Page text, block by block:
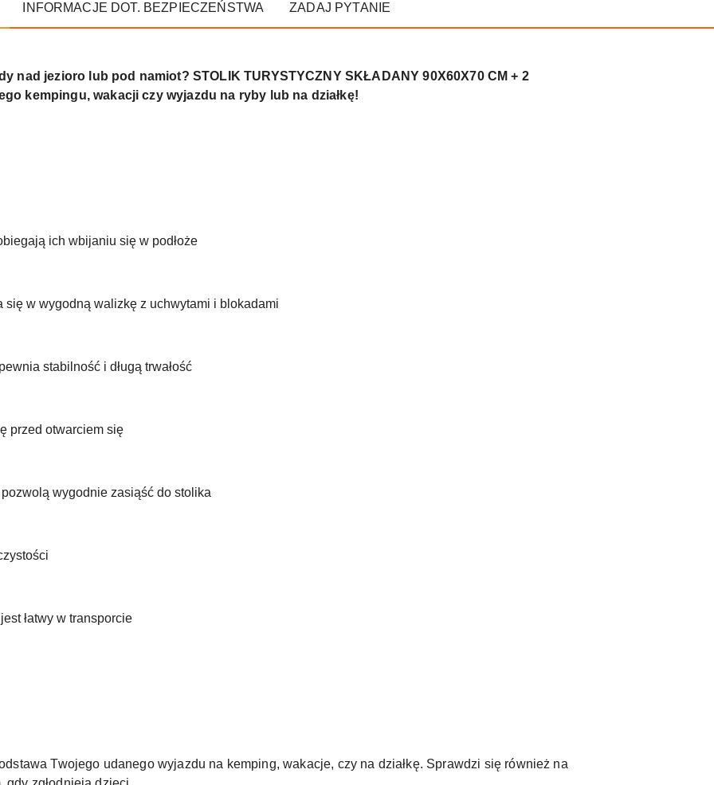
INFORMACJE DOT. BEZPIECZEŃSTWA ZADAJ PYTANIE
nad jezioro lub pod namiot? STOLIK TURYSTYCZNY SKŁADANY 90X60X70 CM + 2
kempingu, wakacji czy wyjazdu na ryby lub na działkę!
ich wbijaniu się w podłoże
się w wygodną walizkę z uchwytami i blokadami
stabilność i długą trwałość
przed otwarciem się
wygodnie zasiąść do stolika
łatwy w transporcie
Twojego udanego wyjazdu na kemping, wakacje, czy na działkę. Sprawdzi się również na